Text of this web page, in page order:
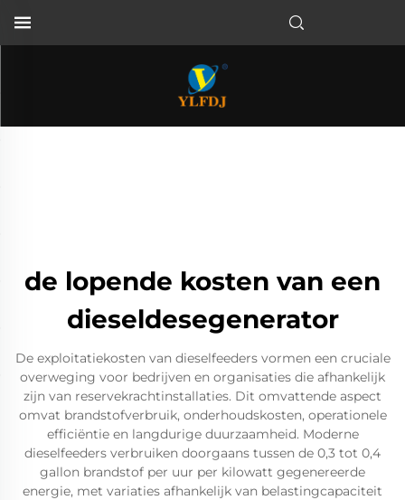
de lopende kosten van een
dieseldesegenerator
De exploitatiekosten van dieselfeeders vormen een cruciale
overweging voor bedrijven en organisaties die afhankelijk
zijn van reservekrachtinstallaties. Dit omvattende aspect
omvat brandstofverbruik, onderhoudskosten, operationele
efficiëntie en langdurige duurzaamheid. Moderne
dieselfeeders verbruiken doorgaans tussen de 0,3 tot 0,4
gallon brandstof per uur per kilowatt gegenereerde
energie, met variaties afhankelijk van belastingcapaciteit